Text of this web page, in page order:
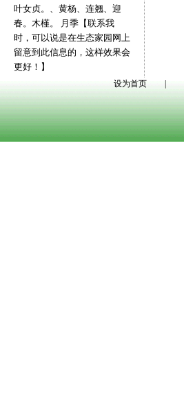
叶女贞。、黄杨、连翘、迎
春。木槿。 月季【联系我
时，可以说是在生态家园网上
留意到此信息的，这样效果会
更好！】
设为首页